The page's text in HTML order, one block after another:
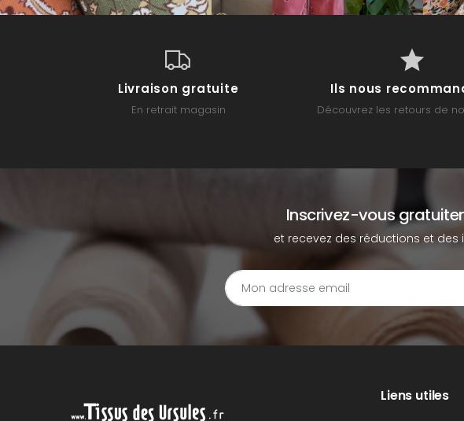
Livraison gratuite
En retrait magasin
Ils nous
Découvrez les retours de
Inscrivez-vous
et recevez des réductions et
Liens utiles